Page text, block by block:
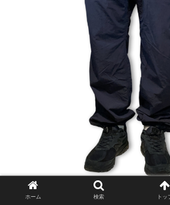
ホーム 検索 トッ